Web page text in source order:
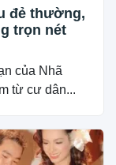
đẻ thường,
trọn nét
của Nhã
từ cư dân...